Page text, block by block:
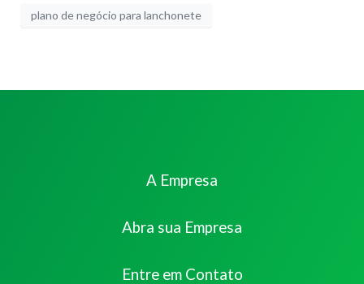
plano de negócio para lanchonete
A Empresa
Abra sua Empresa
Entre em Contato